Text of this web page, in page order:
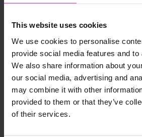
This website uses cookies
We use cookies to personalise
provide social media features and to
We also share information about
our social media, advertising and
may combine it with other
provided to them or that they’ve
of their services.